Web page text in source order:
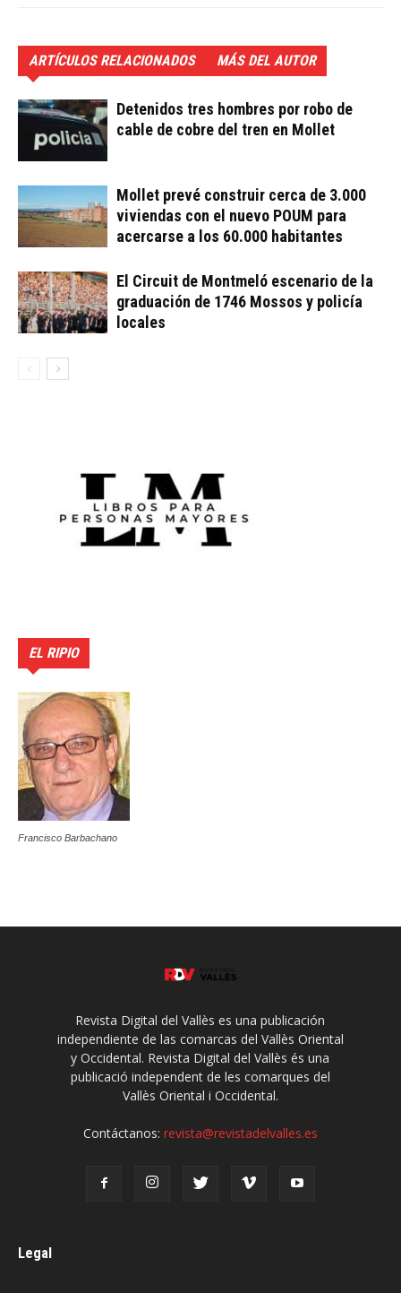
ARTÍCULOS RELACIONADOS MÁS DEL AUTOR
Detenidos tres hombres por robo de
cable de cobre del tren en Mollet
Mollet prevé construir cerca de 3.000
viviendas con el nuevo POUM para
acercarse a los 60.000 habitantes
El Circuit de Montmeló escenario de la
graduación de 1746 Mossos y policía
locales
EL RIPIO
Francisco Barbachano
Revista Digital del Vallès es una publicación
independiente de las comarcas del Vallès Oriental
y Occidental. Revista Digital del Vallès és una
publicació independent de les comarques del
Vallès Oriental i Occidental.
Contáctanos: revista@revistadelvalles.es
Legal